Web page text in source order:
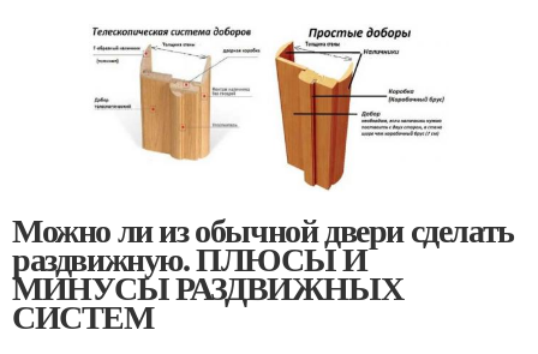
Можно ли из обычной двери сделать
раздвижную. ПЛЮСЫ И
МИНУСЫ РАЗДВИЖНЫХ
СИСТЕМ